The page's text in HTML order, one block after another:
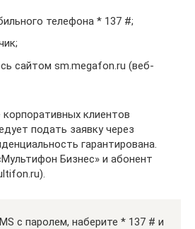
телефона * 137 #;
сайтом sm.megafon.ru (веб-
корпоративных клиентов
подать заявку через
гарантирована.
Бизнес» и абонент
с паролем, наберите * 137 # и